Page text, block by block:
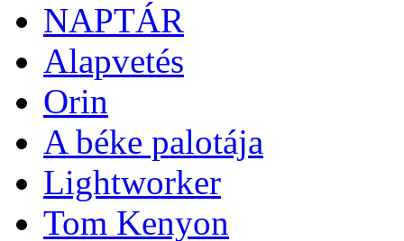
NAPTÁR
Alapvetés
Orin
A béke palotája
Lightworker
Tom Kenyon